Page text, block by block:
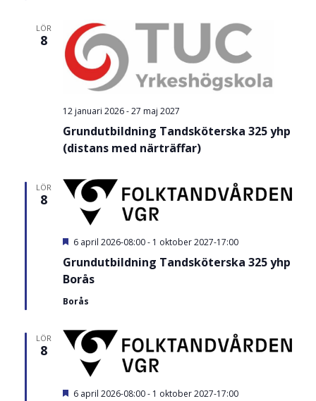
LÖR
8
Grundutbildning Tandsköterska 325 yhp
(distans med närträffar)
12 januari 2026-27 maj 2027
LÖR
8
Grundutbildning Tandsköterska 325 yhp
Borås
U
v
a
l
t
6 april 2026-08:00- 1 oktober 2027-17:00
Borås
LÖR
8
U
6 april 2026-08:00- 1 oktober 2027-17:00